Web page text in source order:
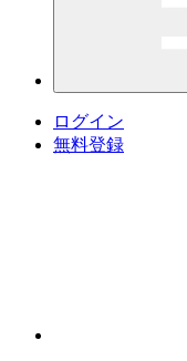
ログイン
無料登録